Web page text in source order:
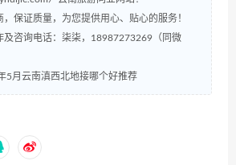
保证质量，为您提供用心、贴心的服务！
及咨询电话：柒柒，18987273269（同微
5月云南滇西北地接哪个好推荐